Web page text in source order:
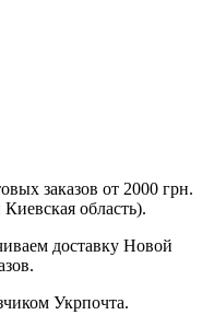
заказов от 2000 грн.
область).
доставку Новой
Укрпочта.